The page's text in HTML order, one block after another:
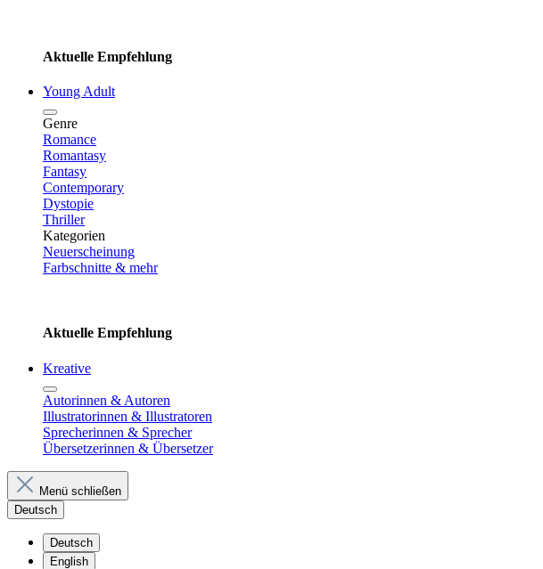
Aktuelle Empfehlung
Young Adult
Genre
Romance
Romantasy
Fantasy
Contemporary
Dystopie
Thriller
Kategorien
Neuerscheinung
Farbschnitte & mehr
Aktuelle Empfehlung
Kreative
Autorinnen & Autoren
Illustratorinnen & Illustratoren
Sprecherinnen & Sprecher
Übersetzerinnen & Übersetzer
Menü schließen
Deutsch
Deutsch
English